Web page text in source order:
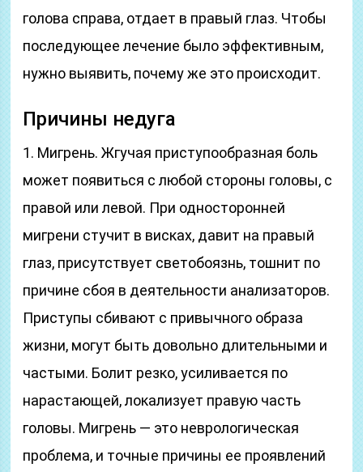
голова справа, отдает в правый глаз. Чтобы
последующее лечение было эффективным,
нужно выявить, почему же это происходит.
Причины недуга
1. Мигрень. Жгучая приступообразная боль
может появиться с любой стороны головы, с
правой или левой. При односторонней
мигрени стучит в висках, давит на правый
глаз, присутствует светобоязнь, тошнит по
причине сбоя в деятельности анализаторов.
Приступы сбивают с привычного образа
жизни, могут быть довольно длительными и
частыми. Болит резко, усиливается по
нарастающей, локализует правую часть
головы. Мигрень — это неврологическая
проблема, и точные причины ее проявлений